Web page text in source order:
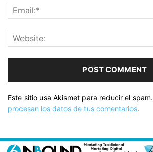
Este sitio usa Akismet para reducir el spam.
procesan los datos de tus comentarios.